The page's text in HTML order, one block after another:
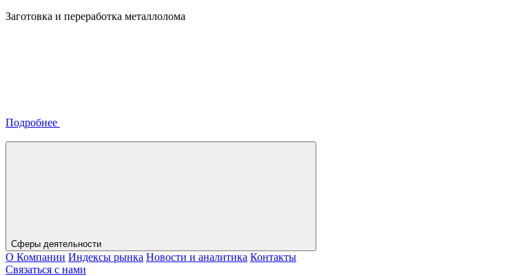
Заготовка и переработка металлолома
Подробнее
Сферы деятельности
О Компании Индексы рынка Новости и аналитика Контакты
Связаться с нами